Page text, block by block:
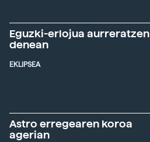
Eguzki-erlojua aurreratzen
denean
EKLIPSEA
Astro erregearen koroa
agerian